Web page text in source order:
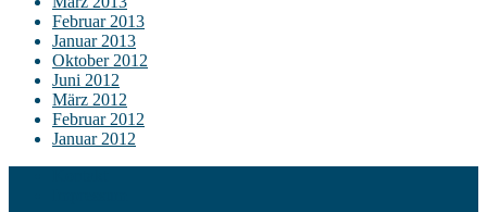
Februar 2013
Januar 2013
Oktober 2012
Juni 2012
März 2012
Februar 2012
Januar 2012